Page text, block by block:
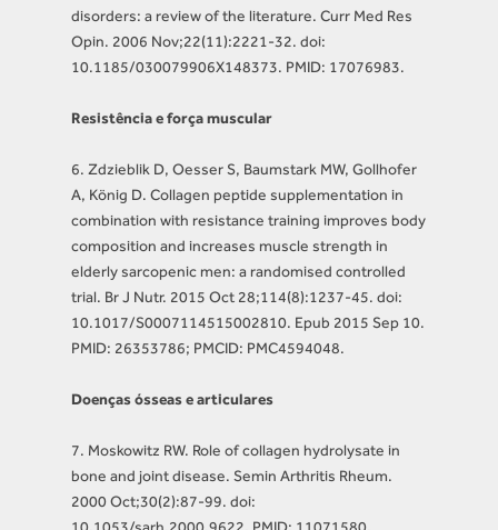
disorders: a review of the literature. Curr Med Res
Opin. 2006 Nov;22(11):2221-32. doi:
10.1185/030079906X148373. PMID: 17076983.
Resistência e força muscular
6. Zdzieblik D, Oesser S, Baumstark MW, Gollhofer
A, König D. Collagen peptide supplementation in
combination with resistance training improves body
composition and increases muscle strength in
elderly sarcopenic men: a randomised controlled
trial. Br J Nutr. 2015 Oct 28;114(8):1237-45. doi:
10.1017/S0007114515002810. Epub 2015 Sep 10.
PMID: 26353786; PMCID: PMC4594048.
Doenças ósseas e articulares
7. Moskowitz RW. Role of collagen hydrolysate in
bone and joint disease. Semin Arthritis Rheum.
2000 Oct;30(2):87-99. doi: